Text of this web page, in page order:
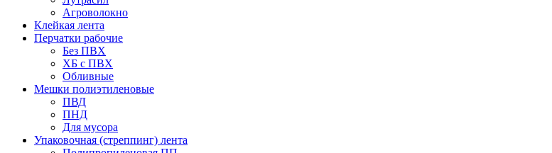
Агроволокно
Клейкая лента
Перчатки рабочие
Без ПВХ
ХБ с ПВХ
Обливные
Мешки полиэтиленовые
ПВД
ПНД
Для мусора
Упаковочная (стреппинг) лента